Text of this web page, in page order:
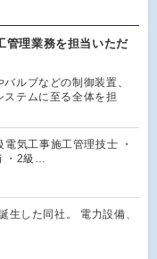
管理業務を担当いただ
ルブなどの制御装置、
テムに至る全体を担
気工事施工管理技士 ・
・2級…
生した同社。 電力設備、